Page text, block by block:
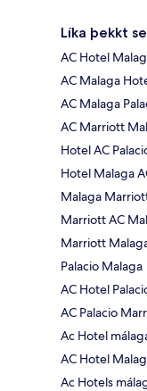
Líka þekkt
AC Hotel
AC Malaga
AC Malaga
AC Marriott
Hotel AC
Hotel Malaga
Malaga
Marriott AC
Marriott
Palacio Malaga
AC Hotel
AC Palacio
Ac Hotel
AC Hotel
Ac Hotels